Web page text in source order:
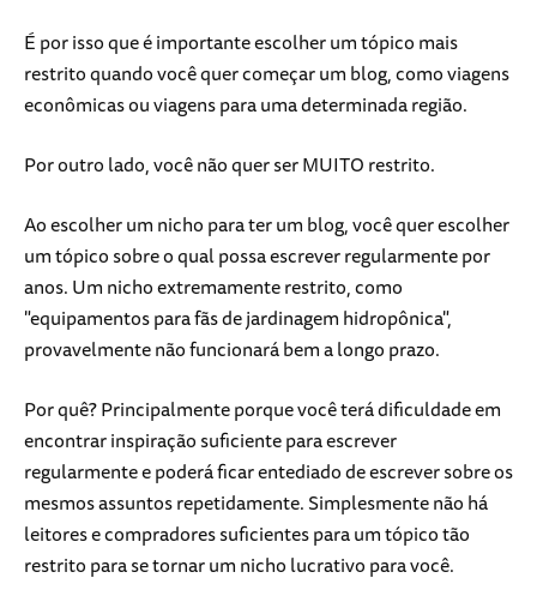
É por isso que é importante escolher um tópico mais
restrito quando você quer começar um blog, como viagens
econômicas ou viagens para uma determinada região.
Por outro lado, você não quer ser MUITO restrito.
Ao escolher um nicho para ter um blog, você quer escolher
um tópico sobre o qual possa escrever regularmente por
anos. Um nicho extremamente restrito, como
"equipamentos para fãs de jardinagem hidropônica",
provavelmente não funcionará bem a longo prazo.
Por quê? Principalmente porque você terá dificuldade em
encontrar inspiração suficiente para escrever
regularmente e poderá ficar entediado de escrever sobre os
mesmos assuntos repetidamente. Simplesmente não há
leitores e compradores suficientes para um tópico tão
restrito para se tornar um nicho lucrativo para você.